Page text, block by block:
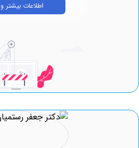
اطلاعات بیشتر و آدرس